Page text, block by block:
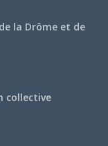
la Drôme et de
collective